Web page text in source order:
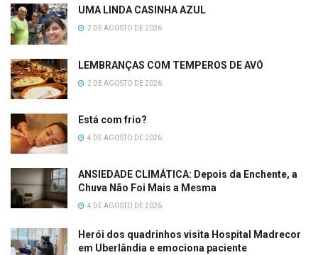
UMA LINDA CASINHA AZUL
2 DE AGOSTO DE 2026
LEMBRANÇAS COM TEMPEROS DE AVÓ
2 DE AGOSTO DE 2026
Está com frio?
4 DE AGOSTO DE 2026
ANSIEDADE CLIMÁTICA: Depois da Enchente, a
Chuva Não Foi Mais a Mesma
4 DE AGOSTO DE 2026
Herói dos quadrinhos visita Hospital Madrecor
em Uberlândia e emociona paciente